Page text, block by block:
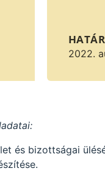
2022.
és bizottságai